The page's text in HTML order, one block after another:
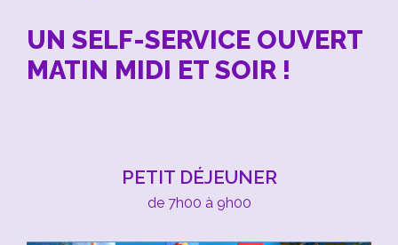
UN SELF-SERVICE OUVERT
MATIN MIDI ET SOIR !
PETIT DÉJEUNER
de 7h00 à 9h00